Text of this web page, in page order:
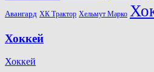
Авангард ХК Трактор Хельмут Марко
Хоккей
Хоккей